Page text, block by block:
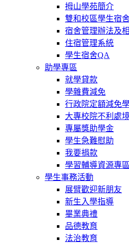
拇山學苑簡介
雙和校區學生宿
宿舍管理辦法及
住宿管理系統
學生宿舍QA
助學專區
就學貸款
學雜費減免
行政院定額減免
大專校院不利處
專屬獎助學金
學生急難慰助
我要捐款
學習輔導資源專區
學生事務活動
展臂歡迎新朋友
新生入學指導
畢業典禮
品德教育
法治教育